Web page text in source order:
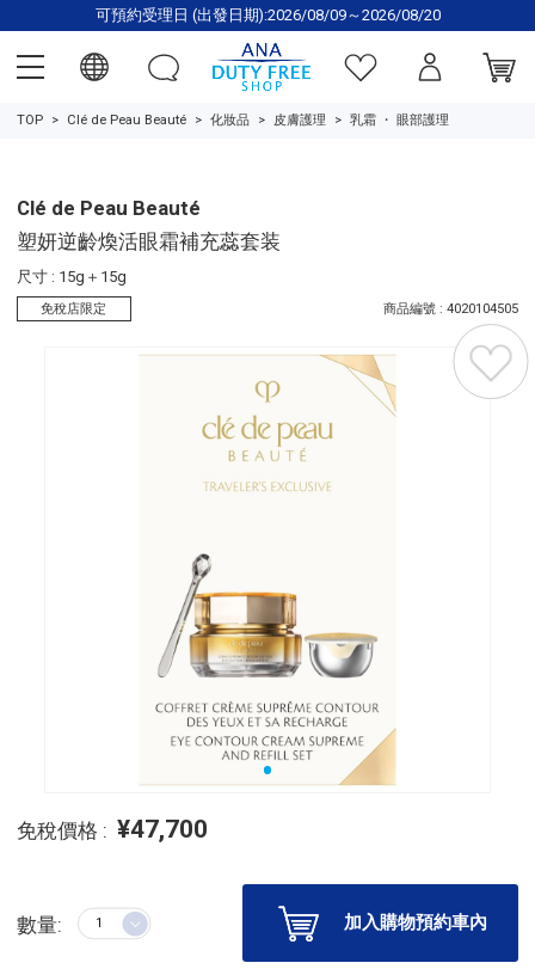
可預約受理日 (出發日期):2026/08/09～2026/08/20
TOP Clé de Peau Beauté 化妝品 皮膚護理 乳霜 ・ 眼部護理
Clé de Peau Beauté
塑妍逆齡煥活眼霜補充蕊套装
尺寸 : 15g＋15g
免稅店限定 商品編號 : 4020104505
免稅價格 : ¥47,700
數量: 加入購物預約車內